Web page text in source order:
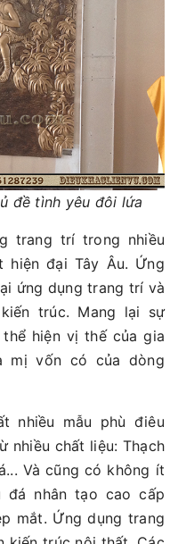
đề tình yêu đôi lứa
trang trí trong nhiều
hiện đại Tây Âu. Ứng
ứng dụng trang trí và
trúc. Mang lại sự
hiện vị thế của gia
mị vốn có của dòng
nhiều mẫu phù điêu
nhiều chất liệu: Thạch
Và cũng có không ít
đá nhân tạo cao cấp
mắt. Ứng dụng trang